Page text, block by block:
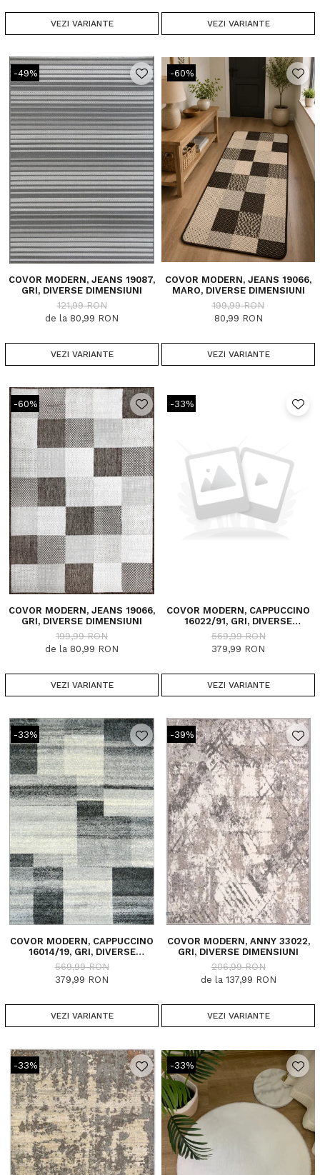
VEZI VARIANTE VEZI VARIANTE
-49%
COVOR MODERN, JEANS 19087,
GRI, DIVERSE DIMENSIUNI
121,99 RON
de la 80,99 RON
VEZI VARIANTE
-60%
COVOR MODERN, JEANS 19066,
MARO, DIVERSE DIMENSIUNI
199,99 RON
80,99 RON
VEZI VARIANTE
-60%
COVOR MODERN, JEANS 19066,
GRI, DIVERSE DIMENSIUNI
199,99 RON
de la 80,99 RON
VEZI VARIANTE
-33%
COVOR MODERN, CAPPUCCINO
16022/91, GRI, DIVERSE
DIMENSIUNI, 1700 GR/MP
569,99 RON
379,99 RON
VEZI VARIANTE
-33%
COVOR MODERN, CAPPUCCINO
16014/19, GRI, DIVERSE
DIMENSIUNI, 1700 GR/MP
569,99 RON
379,99 RON
VEZI VARIANTE
-39%
COVOR MODERN, ANNY 33022,
GRI, DIVERSE DIMENSIUNI
206,99 RON
de la 137,99 RON
VEZI VARIANTE
-33% -33%